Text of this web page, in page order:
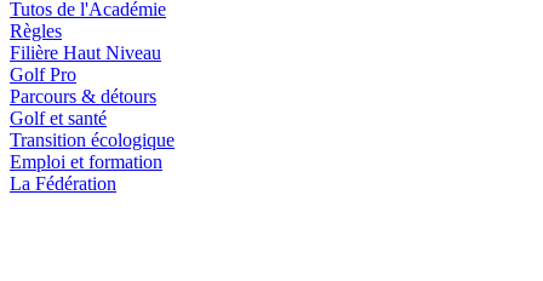
Tutos de l'Académie
Règles
Filière Haut Niveau
Golf Pro
Parcours & détours
Golf et santé
Transition écologique
Emploi et formation
La Fédération